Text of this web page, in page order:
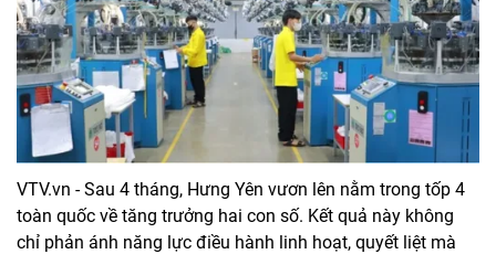
VTV.vn - Sau 4 tháng, Hưng Yên vươn lên nằm trong tốp 4
toàn quốc về tăng trưởng hai con số. Kết quả này không
chỉ phản ánh năng lực điều hành linh hoạt, quyết liệt mà